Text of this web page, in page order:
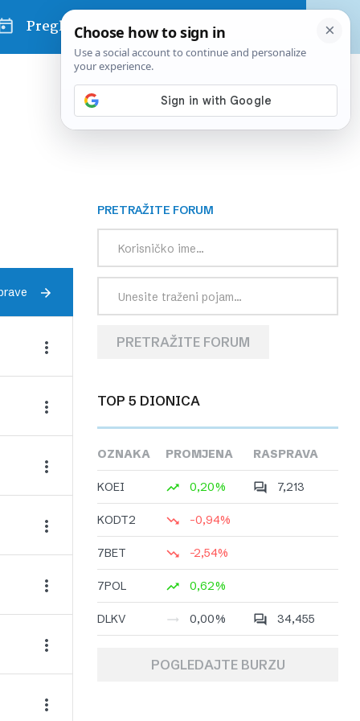
Pregled dana
PRETRAŽITE FORUM
PRETRAŽITE FORUM
TOP 5 DIONICA
OZNAKA PROMJENA RASPRAVA
KOEI 0,20% 7,213
KODT2 -0,94%
7BET -2,54%
7POL 0,62%
DLKV 0,00% 34,455
POGLEDAJTE BURZU